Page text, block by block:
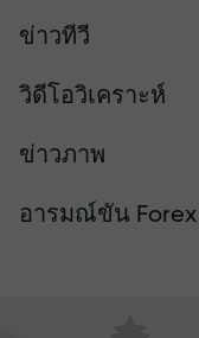
ข่าวทีวี
วิดีโอวิเคราะห์
ข่าวภาพ
อารมณ์ขัน Forex